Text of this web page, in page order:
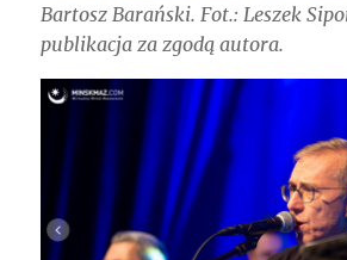
Bartosz Barański. Fot.: Leszek
publikacja za zgodą autora.